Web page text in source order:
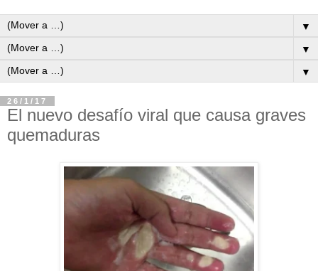
▼
▼
▼
26/1/17
El nuevo desafío viral que causa graves
quemaduras